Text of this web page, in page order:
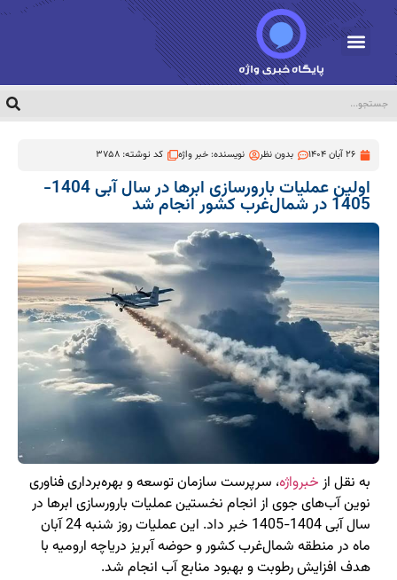
26 آبان 1404 بدون نظر نویسنده:خبر واژه کد نوشته: 3758
اولین عملیات بارورسازی ابرها در سال آبی 1404-
1405 در شمال‌غرب کشور انجام شد
به نقل از خبرواژه، سرپرست سازمان توسعه و بهره‌برداری فناوری
نوین آب‌های جوی از انجام نخستین عملیات بارورسازی ابرها در
سال آبی 1404-1405 خبر داد. این عملیات روز شنبه 24 آبان
ماه در منطقه شمال‌غرب کشور و حوضه آبریز دریاچه ارومیه با
هدف افزایش رطوبت و بهبود منابع آب انجام شد.